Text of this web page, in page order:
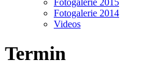
Fotogalerie 2015
Fotogalerie 2014
Videos
Termin